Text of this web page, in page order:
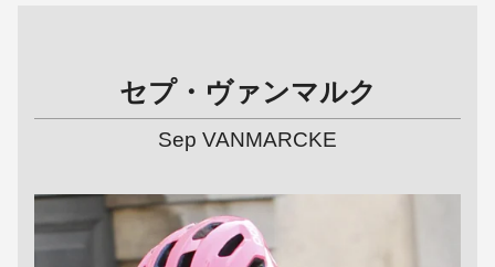
セプ・ヴァンマルク
Sep VANMARCKE